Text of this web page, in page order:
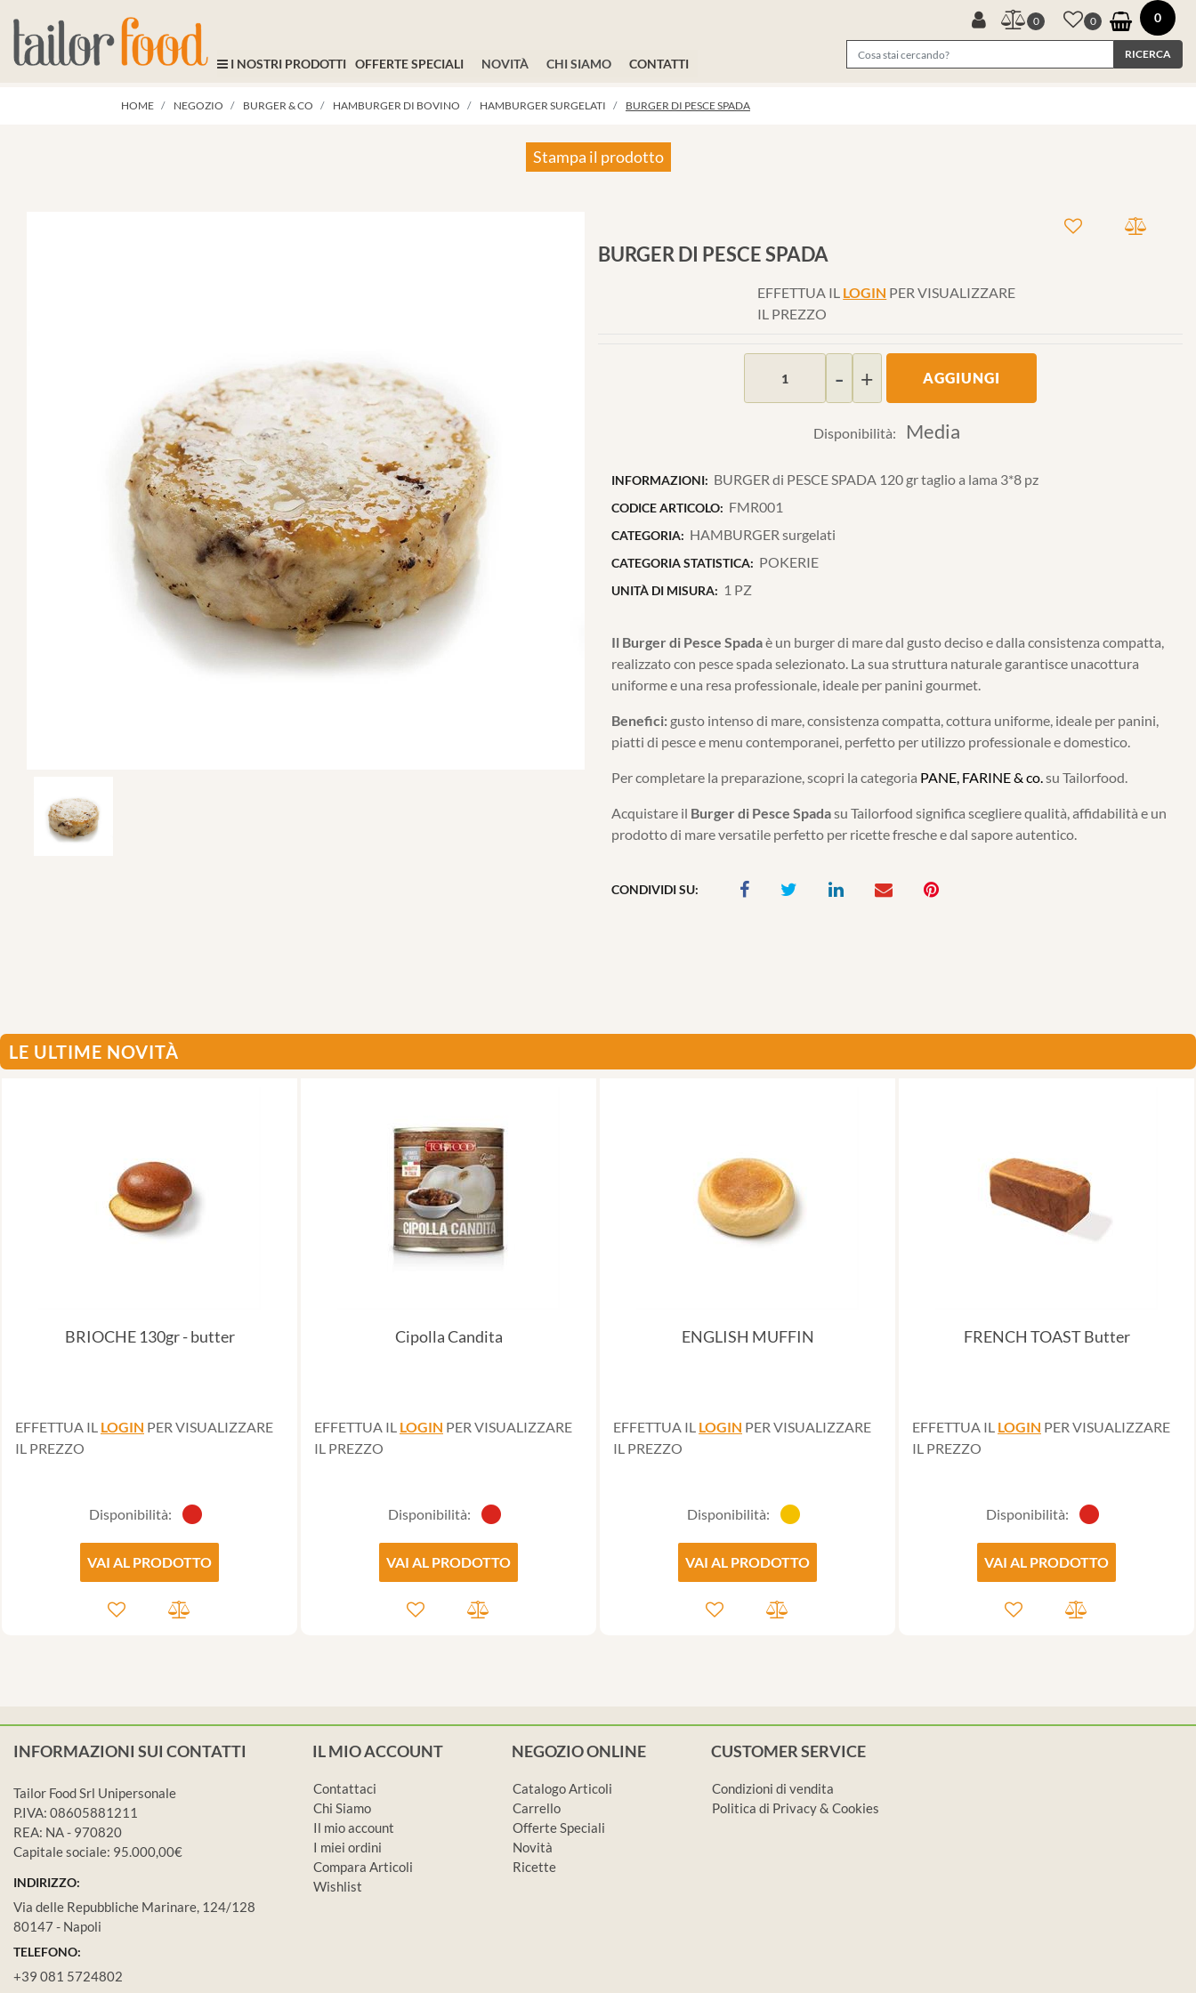
I NOSTRI PRODOTTI OFFERTE SPECIALI NOVITÀ CHI SIAMO CONTATTI
0 0 0
HOME NEGOZIO BURGER & CO HAMBURGER DI BOVINO HAMBURGER SURGELATI BURGER DI PESCE SPADA
Stampa il prodotto
BURGER DI PESCE SPADA
EFFETTUA IL LOGIN PER VISUALIZZARE
IL PREZZO
AGGIUNGI
Disponibilità: Media
INFORMAZIONI: BURGER di PESCE SPADA 120 gr taglio a lama 3*8 pz
CODICE ARTICOLO: FMR001
CATEGORIA: HAMBURGER surgelati
CATEGORIA STATISTICA: POKERIE
UNITÀ DI MISURA: 1 PZ
Il Burger di Pesce Spadaè un burger di mare dal gusto deciso e dalla consistenza compatta,
realizzato con pesce spada selezionato. La sua struttura naturale garantisce unacottura
uniforme e una resa professionale, ideale per panini gourmet.
Benefici: gusto intenso di mare, consistenza compatta, cottura uniforme, ideale per panini,
piatti di pesce e menu contemporanei, perfetto per utilizzo professionale e domestico.
Per completare la preparazione, scopri la categoria PANE, FARINE & co.su Tailorfood.
Acquistare il Burger di Pesce Spadasu Tailorfood significa scegliere qualità, affidabilità e un
prodotto di mare versatile perfetto per ricette fresche e dal sapore autentico.
CONDIVIDI SU:
LE ULTIME NOVITÀ
BRIOCHE 130gr - butter
EFFETTUA IL LOGIN PER VISUALIZZARE
IL PREZZO
Disponibilità:
VAI AL PRODOTTO
Cipolla Candita
EFFETTUA IL LOGIN PER VISUALIZZARE
IL PREZZO
Disponibilità:
VAI AL PRODOTTO
ENGLISH MUFFIN
EFFETTUA IL LOGIN PER VISUALIZZARE
IL PREZZO
Disponibilità:
VAI AL PRODOTTO
FRENCH TOAST Butter
EFFETTUA IL LOGIN PER VISUALIZZARE
IL PREZZO
Disponibilità:
VAI AL PRODOTTO
INFORMAZIONI SUI CONTATTI
Tailor Food Srl Unipersonale
P.IVA: 08605881211
REA: NA - 970820
Capitale sociale: 95.000,00€
INDIRIZZO:
Via delle Repubbliche Marinare, 124/128
80147 - Napoli
TELEFONO:
+39 081 5724802
IL MIO ACCOUNT
Contattaci
Chi Siamo
Il mio account
I miei ordini
Compara Articoli
Wishlist
NEGOZIO ONLINE
Catalogo Articoli
Carrello
Offerte Speciali
Novità
Ricette
CUSTOMER SERVICE
Condizioni di vendita
Politica di Privacy & Cookies